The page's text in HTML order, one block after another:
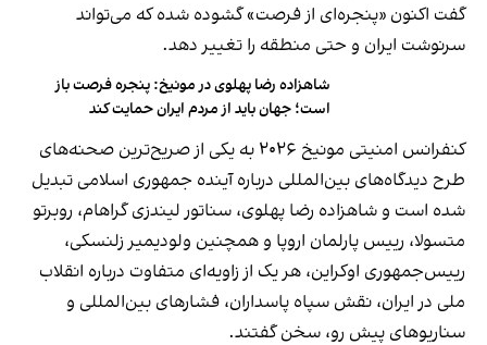
گفت اکنون «پنجره‌ای از فرصت» گشوده شده که می‌تواند
سرنوشت ایران و حتی منطقه را تغییر دهد.
شاهزاده رضا پهلوی در مونیخ: پنجره فرصت باز
است؛ جهان باید از مردم ایران حمایت کند
کنفرانس امنیتی مونیخ ۲۰۲۶ به یکی از صریح‌ترین صحنه‌های
طرح دیدگاه‌های بین‌المللی درباره آینده جمهوری اسلامی تبدیل
شده است و شاهزاده رضا پهلوی، سناتور لیندزی گراهام، روبرتو
متسولا، رییس پارلمان اروپا و همچنین ولودیمیر زلنسکی،
رییس‌جمهوری اوکراین، هر یک از زاویه‌ای متفاوت درباره انقلاب
ملی در ایران، نقش سپاه پاسداران، فشارهای بین‌المللی و
سناریوهای پیش رو، سخن گفتند.